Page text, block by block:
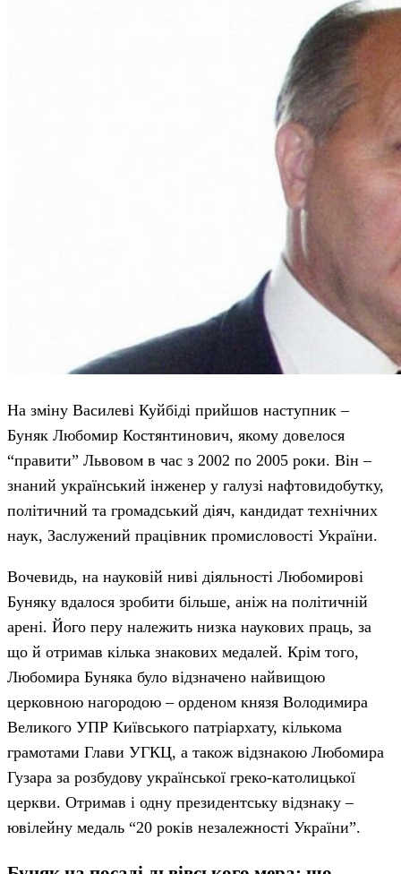
На зміну Василеві Куйбіді прийшов наступник –
Буняк Любомир Костянтинович, якому довелося
“правити” Львовом в час з 2002 по 2005 роки. Він –
знаний український інженер у галузі нафтовидобутку,
політичний та громадський діяч, кандидат технічних
наук, Заслужений працівник промисловості України.
Вочевидь, на науковій ниві діяльності Любомирові
Буняку вдалося зробити більше, аніж на політичній
арені. Його перу належить низка наукових праць, за
що й отримав кілька знакових медалей. Крім того,
Любомира Буняка було відзначено найвищою
церковною нагородою – орденом князя Володимира
Великого УПР Київського патріархату, кількома
грамотами Глави УГКЦ, а також відзнакою Любомира
Гузара за розбудову української греко-католицької
церкви. Отримав і одну президентську відзнаку –
ювілейну медаль “20 років незалежності України”.